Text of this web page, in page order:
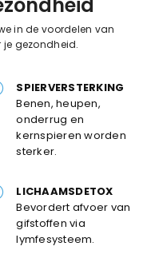
in de voordelen van
gezondheid.
SPIERVERSTERKING
Benen, heupen,
onderrug en
kernspieren worden
sterker.
LICHAAMSDETOX
Bevordert afvoer van
gifstoffen via
lymfesysteem.